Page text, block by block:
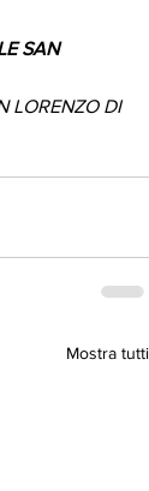
SAN
LORENZO DI
Mostra tutti